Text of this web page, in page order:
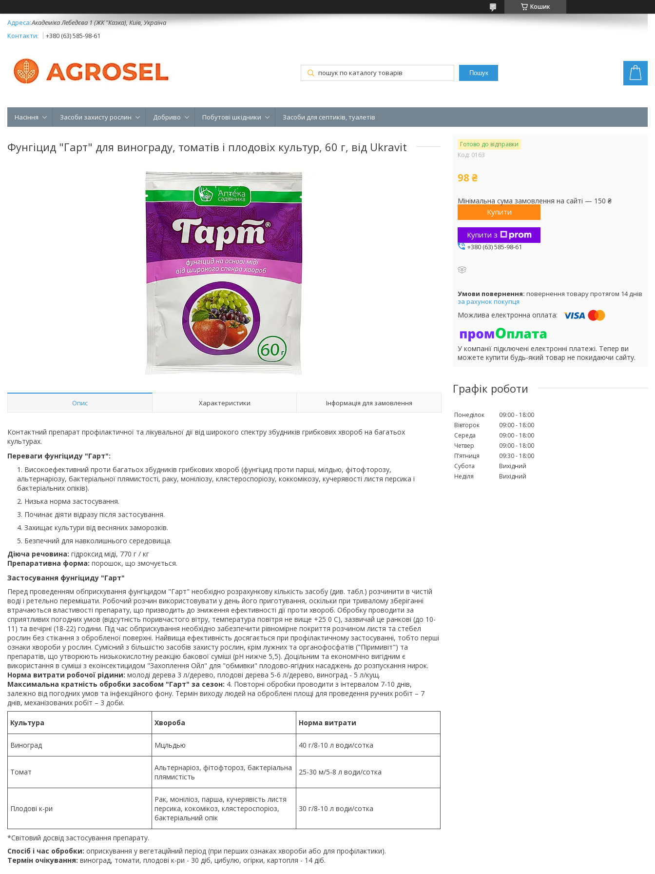
Кошик
Академіка Лебедєва 1 (ЖК "Казка), Київ, Україна
+380 (63) 585-98-61
Пошук
Насіння Засоби захисту рослин Добриво Побутові шкідники Засоби для септиків, туалетів
Фунгіцид "Гарт" для винограду, томатів і плодовіх культур, 60 г, від Ukravit
Опис Характеристики Інформація для замовлення
Контактний препарат профілактичної та лікувальної дії від широкого спектру збудників грибкових хвороб на багатьох
культурах.
Переваги фунгіциду "Гарт":
Високоефективний проти багатьох збудників грибкових хвороб (фунгіцид проти парші, мілдью, фітофторозу,
альтернаріозу, бактеріальної плямистості, раку, моніліозу, клястероспоріозу, коккомікозу, кучерявості листя персика і
бактеріальних опіків).
Низька норма застосування.
Починає діяти відразу після застосування.
Захищає культури від весняних заморозків.
Безпечний для навколишнього середовища.
Діюча речовина: гідроксид міді, 770 г / кг
Препаративна форма: порошок, що змочується.
Застосування фунгіциду "Гарт"
Перед проведенням обприскування фунгіцидом "Гарт" необхідно розрахункову кількість засобу (див. табл.) розчинити в чистій
воді і ретельно перемішати. Робочий розчин використовувати у день його приготування, оскільки при тривалому зберіганні
втрачаються властивості препарату, що призводить до зниження ефективності дії проти хвороб. Обробку проводити за
сприятливих погодних умов (відсутність поривчастого вітру, температура повітря не вище +25 0 С), зазвичай це ранкові (до 10-
11) та вечірні (18-22) години. Під час обприскування необхідно забезпечити рівномірне покриття розчином листя та стебел
рослин без стікання з обробленої поверхні. Найвища ефективність досягається при профілактичному застосуванні, тобто перші
ознаки хвороби у рослин. Сумісний з більшістю засобів захисту рослин, крім лужних та органофосфатів ("Піримивіт") та
препаратів, що утворюють низькокислотну реакцію бакової суміші (рН нижче 5,5). Доцільним та економічно вигідним є
використання в суміші з екоінсектицидом "Захоплення Ойл" для "обмивки" плодово-ягідних насаджень до розпускання нирок.
Норма витрати робочої рідини: молоді дерева 3 л/дерево, плодові дерева 5-6 л/дерево, виноград - 5 л/кущ.
Максимальна кратність обробки засобом "Гарт" за сезон: 4. Повторні обробки проводити з інтервалом 7-10 днів,
залежно від погодних умов та інфекційного фону. Термін виходу людей на оброблені площі для проведення ручних робіт – 7
днів, механізованих робіт – 3 доби.
Культура Хвороба Норма витрати
Виноград Мцльдью 40 г/8-10 л води/сотка
Томат
Альтернаріоз, фітофтороз, бактеріальна
плямистість
25-30 м/5-8 л води/сотка
Плодові к-ри
Рак, моніліоз, парша, кучерявість листя
персика, кокомікоз, клястероспоріоз,
бактеріальний опік
30 г/8-10 л води/сотка
*Світовий досвід застосування препарату.
Спосіб і час обробки: оприскування у вегетаційний період (при перших ознаках хвороби або для профілактики).
Термін очікування: виноград, томати, плодові к-ри - 30 діб, цибулю, огірки, картопля - 14 діб.
Готово до відправки
Код: 0163
98 ₴
Мінімальна сума замовлення на сайті — 150 ₴
Купити
Купити з
+380 (63) 585-98-61
повернення товару протягом 14 днів
за рахунок покупця
У компанії підключені електронні платежі. Тепер ви
можете купити будь-який товар не покидаючи сайту.
Графік роботи
Понеділок 09:00
18:00
Вівторок
09:00
18:00
Середа
09:00
18:00
Четвер
09:00
18:00
Пʼятниця
09:30
18:00
Субота
Вихідний
Неділя
Вихідний